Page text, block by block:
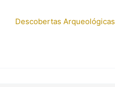
Descobertas Arqueológicas